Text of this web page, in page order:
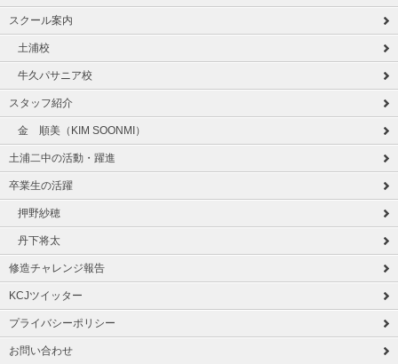
スクール案内
土浦校
牛久パサニア校
スタッフ紹介
金 順美（KIM SOONMI）
土浦二中の活動・躍進
卒業生の活躍
押野紗穂
丹下将太
修造チャレンジ報告
KCJツイッター
プライバシーポリシー
お問い合わせ